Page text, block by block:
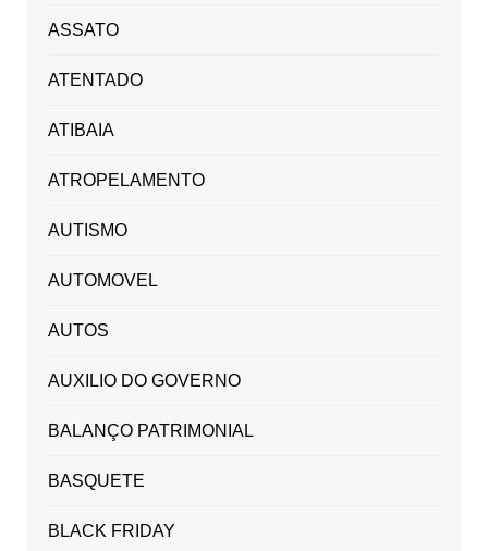
ASSATO
ATENTADO
ATIBAIA
ATROPELAMENTO
AUTISMO
AUTOMOVEL
AUTOS
AUXILIO DO GOVERNO
BALANÇO PATRIMONIAL
BASQUETE
BLACK FRIDAY